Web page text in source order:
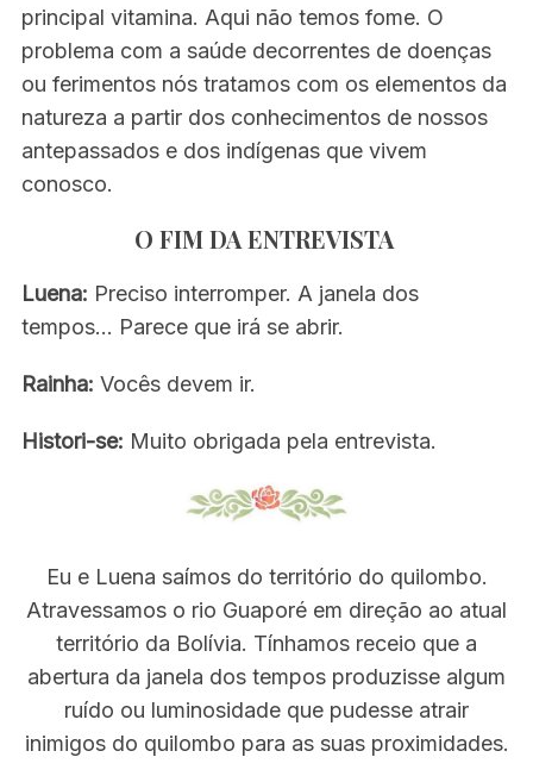
principal vitamina. Aqui não temos fome. O
problema com a saúde decorrentes de doenças
ou ferimentos nós tratamos com os elementos da
natureza a partir dos conhecimentos de nossos
antepassados e dos indígenas que vivem
conosco.
O FIM DA ENTREVISTA
Luena: Preciso interromper. A janela dos
tempos… Parece que irá se abrir.
Rainha: Vocês devem ir.
Histori-se: Muito obrigada pela entrevista.
Eu e Luena saímos do território do quilombo.
Atravessamos o rio Guaporé em direção ao atual
território da Bolívia. Tínhamos receio que a
abertura da janela dos tempos produzisse algum
ruído ou luminosidade que pudesse atrair
inimigos do quilombo para as suas proximidades.